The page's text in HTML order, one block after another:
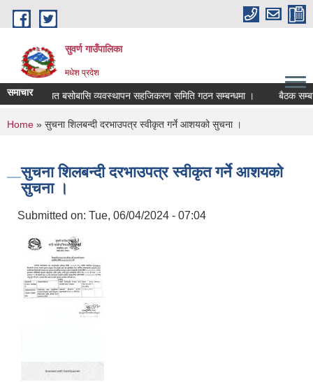
Skip to main content
सुवर्ण गाउँपालिका
मधेश प्रदेश
समाचार
र अव्यवस्थित बसोबासि व्यवस्थापन सहजिकरण समिति गठन सम्बन्धमा । बैठक
You are here
Home » सुचना शिलबन्दी दरभाउपत्र स्वीकृत गर्ने आशयको सुचना ।
सुचना शिलबन्दी दरभाउपत्र स्वीकृत गर्ने आशयको
सुचना ।
Submitted on: Tue, 06/04/2024 - 07:04